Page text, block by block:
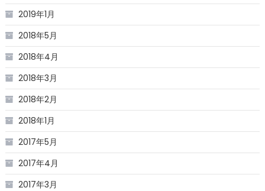
2019年1月
2018年5月
2018年4月
2018年3月
2018年2月
2018年1月
2017年5月
2017年4月
2017年3月